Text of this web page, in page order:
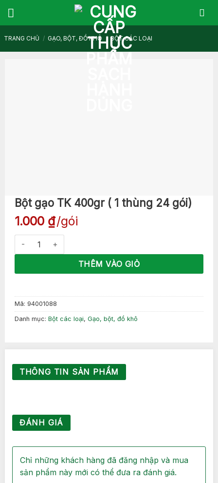
TRANG CHỦ / GẠO, BỘT, ĐỒ KHÔ / BỘT CÁC LOẠI
Bột gạo TK 400gr ( 1 thùng 24 gói)
1.000 ₫ gói
Bột gạo TK 400gr ( 1 thùng 24 gói) số lượng
THÊM VÀO GIỎ
Mã: 94001088
Danh mục: Bột các loại, Gạo, bột, đồ khô
ĐÁNH GIÁ
Chỉ những khách hàng đã đăng nhập và mua
sản phẩm này mới có thể đưa ra đánh giá.
THÔNG TIN SẢN PHẨM